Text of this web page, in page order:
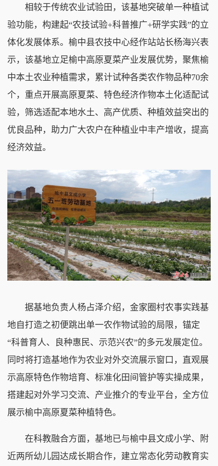
相较于传统农业试验田，该基地突破单一种植试
验功能，构建起“农技试验+科普推广+研学实践”的立
体化发展体系。榆中县农技中心经作站站长杨海兴表
示，该基地立足榆中高原夏菜产业发展优势，聚焦榆
中本土农业种植需求，累计试种各类农作物品种70余
个，重点开展高原夏菜、特色经济作物本土化适配试
验，筛选适配本地水土、高产优质、种植效益突出的
优良品种，助力广大农户在种植业中丰产增收，提高
经济效益。
据基地负责人杨占泽介绍，金家圈村农事实践基
地自打造之初便跳出单一农作物试验的局限，锚定
“科普育人、良种惠民、示范兴农”的多元发展定位。
同时将打造基地作为农业对外交流展示窗口，直观展
示高原特色作物培育、标准化田间管护等实操成果，
搭建起对外学习交流、产业推介的专业平台，全方位
展示榆中高原夏菜种植特色。
在科教融合方面，基地已与榆中县文成小学、附
近两所幼儿园达成长期合作，建立常态化劳动教育实